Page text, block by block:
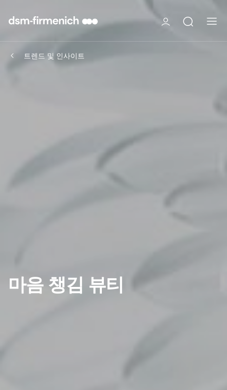
트렌드 및 인사이트
마음 챙김 뷰티